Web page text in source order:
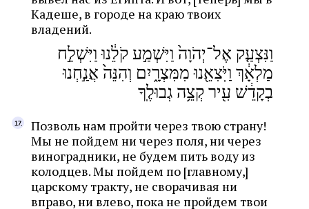
Кадеше, в городе на краю твоих
владений.
וַנִּצְעַ֤ק אֶל־יְהֹוָה֙ וַיִּשְׁמַ֣ע קֹלֵ֔נוּ וַיִּשְׁלַ֣ח
מַלְאָ֔ךְ וַיֹּֽצִאֵ֖נוּ מִמִּצְרָ֑יִם וְהִנֵּה֙ אֲנַ֣חְנוּ
בְקָדֵ֔שׁ עִ֖יר קְצֵ֥ה גְבוּלֶֽךָ
Позволь нам пройти через твою страну!
Мы не пойдем ни через поля, ни через
виноградники, не будем пить воду из
колодцев. Мы пойдем по [главному,]
царскому тракту, не сворачивая ни
вправо, ни влево, пока не пройдем твои